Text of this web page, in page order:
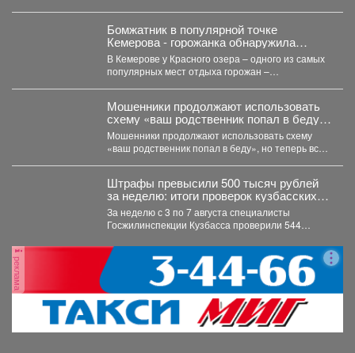
квартиры и даже нет
конкурентов среди 2-х
комнатных квартир из
новостроек 4-микрорайона
по нашим квадратам-цены.
В подъезде
поддерживается жителями
порядок и чистота, есть
камеры видеонаблюдения,
домофон, дружный подъезд.
Есть подъездный тамбур
для колясок, велосипедов
и разнообразного
инвентаря. У дома есть
защита (специальная
конструкция) от
баллов. Рядом 2 детских
садика, школа №8,
супермаркет, погреба и
гаражи. Во дворе и за домом
детские и спортивные
площадки. Приглашаем к
просмотру в удобное для
Бомжатник в популярной точке
Кемерова - горожанка обнаружила
жуткий объект на Красном озере
В Кемерове у Красного озера – одного из самых
популярных мест отдыха горожан –
Мошенники продолжают использовать
схему «ваш родственник попал в беду»,
но теперь все чаще применяют
современные технологии.
Мошенники продолжают использовать схему
«ваш родственник попал в беду», но теперь все
Штрафы превысили 500 тысяч рублей
за неделю: итоги проверок кузбасских
УК
За неделю с 3 по 7 августа специалисты
Госжилинспекции Кузбасса проверили 544
реклама